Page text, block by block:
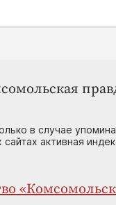
в случае
активная